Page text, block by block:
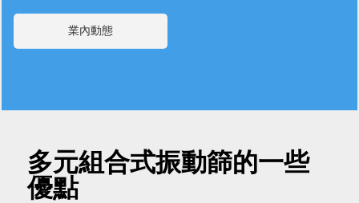
業內動態
多元組合式振動篩的一些
優點